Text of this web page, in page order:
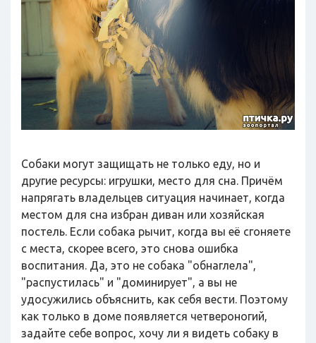
Собаки могут защищать не только еду, но и
другие ресурсы: игрушки, место для сна. Причём
напрягать владельцев ситуация начинает, когда
местом для сна избран диван или хозяйская
постель. Если собака рычит, когда вы её сгоняете
с места, скорее всего, это снова ошибка
воспитания. Да, это не собака "обнаглела",
"распустилась" и "доминирует", а вы не
удосужились объяснить, как себя вести. Поэтому
как только в доме появляется четвероногий,
задайте себе вопрос, хочу ли я видеть собаку в